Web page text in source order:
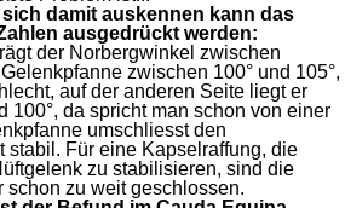
damit auskennen kann das
ausgedrückt werden:
der Norbergwinkel zwischen
zwischen 100° und 105°,
auf der anderen Seite liegt er
100°, da spricht man schon von einer
umschliesst den
stabil. Für eine Kapselraffung, die
zu stabilisieren, sind die
schon zu weit geschlossen.